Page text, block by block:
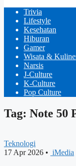
Trivia
Lifestyle
Kesehatan
Hiburan
Gamer
Wisata &
Narsis
J-Culture
K-Culture
Pop Culture
Tag: Note 50
Teknologi
17 Apr 2026 • iMedia